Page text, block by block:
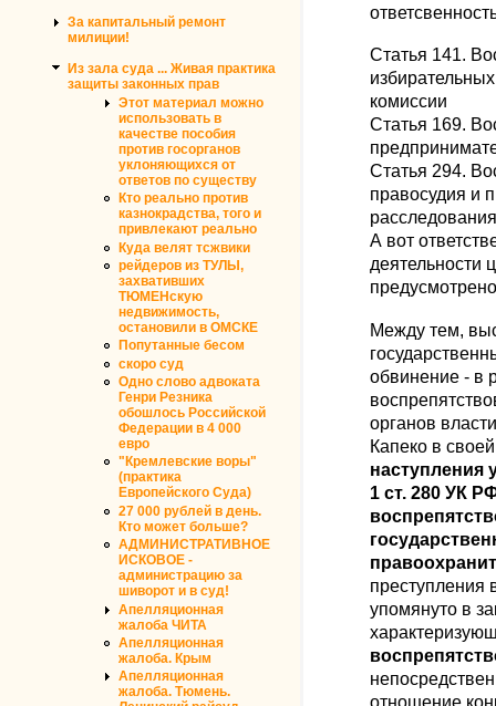
За капитальный ремонт
милиции!
Из зала суда ... Живая практика
защиты законных прав
Этот материал можно
использовать в
качестве пособия
против госорганов
уклоняющихся от
ответов по существу
Кто реально против
казнокрадства, того и
привлекают реально
Куда велят тсжвики
рейдеров из ТУЛЫ,
захвативших
ТЮМЕНскую
недвижимость,
остановили в ОМСКЕ
Попутанные бесом
скоро суд
Одно слово адвоката
Генри Резника
обошлось Российской
Федерации в 4 000
евро
"Кремлевские воры"
(практика
Европейского Суда)
27 000 рублей в день.
Кто может больше?
АДМИНИСТРАТИВНОЕ
ИСКОВОЕ -
администрацию за
шиворот и в суд!
Апелляционная
жалоба ЧИТА
Апелляционная
жалоба. Крым
Апелляционная
жалоба. Тюмень.
Статья 141.
комиссии
Статья 169.
Статья 294.
правосудия и
расследования
А вот
деятельности
предусмотрено
Между тем,
обвинение - в
органов
Капеко в
наступления
1 ст. 280 УК
преступления
упомянуто в
отношение